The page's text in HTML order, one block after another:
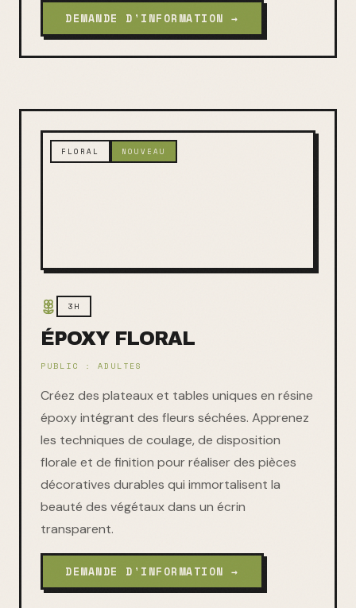
DEMANDE D'INFORMATION →
FLORAL NOUVEAU
3H
ÉPOXY FLORAL
PUBLIC : ADULTES
Créez des plateaux et tables uniques en résine
époxy intégrant des fleurs séchées. Apprenez
les techniques de coulage, de disposition
florale et de finition pour réaliser des pièces
décoratives durables qui immortalisent la
beauté des végétaux dans un écrin
transparent.
DEMANDE D'INFORMATION →